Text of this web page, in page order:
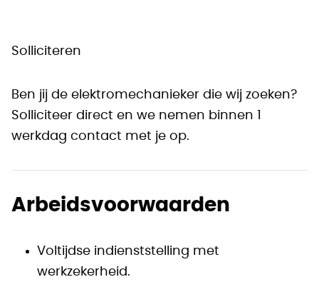
Solliciteren
Ben jij de elektromechanieker die wij zoeken?
Solliciteer direct en we nemen binnen 1
werkdag contact met je op.
Arbeidsvoorwaarden
Voltijdse indienststelling met
werkzekerheid.